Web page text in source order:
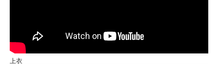
上衣